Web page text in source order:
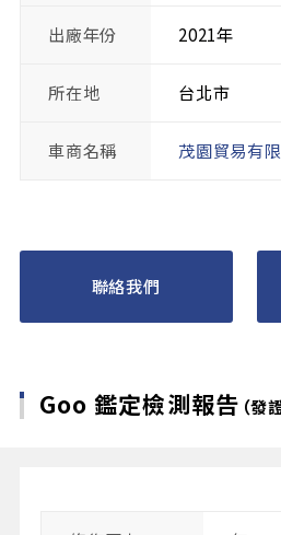
出廠年份 2021年
所在地 台北市
車商名稱 茂園貿易有
聯絡我們
Goo 鑑定檢測報告 （